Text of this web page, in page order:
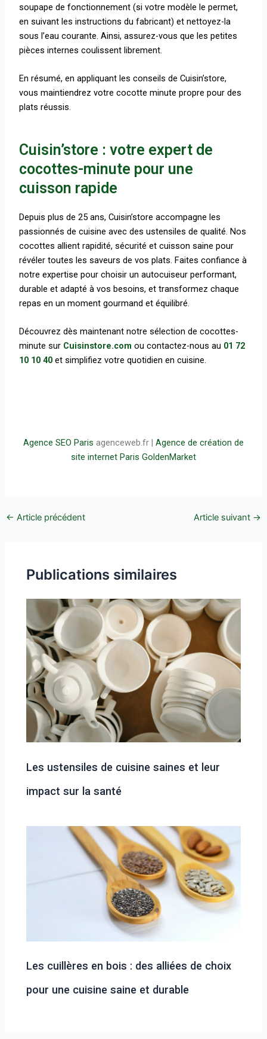
soupape de fonctionnement (si votre modèle le permet,
en suivant les instructions du fabricant) et nettoyez-la
sous l’eau courante. Ainsi, assurez-vous que les petites
pièces internes coulissent librement.
En résumé, en appliquant les conseils de Cuisin’store,
vous maintiendrez votre cocotte minute propre pour des
plats réussis.
Cuisin’store : votre expert de
cocottes-minute pour une
cuisson rapide
Depuis plus de 25 ans, Cuisin’store accompagne les
passionnés de cuisine avec des ustensiles de qualité. Nos
cocottes allient rapidité, sécurité et cuisson saine pour
révéler toutes les saveurs de vos plats. Faites confiance à
notre expertise pour choisir un autocuiseur performant,
durable et adapté à vos besoins, et transformez chaque
repas en un moment gourmand et équilibré.
Découvrez dès maintenant notre sélection de cocottes-
minute sur Cuisinstore.com ou contactez-nous au 01 72
10 10 40 et simplifiez votre quotidien en cuisine.
Agence SEO Paris agenceweb.fr | Agence de création de
site internet Paris GoldenMarket
← Article précédent Article suivant →
Publications similaires
Les ustensiles de cuisine saines et leur
impact sur la santé
Les cuillères en bois : des alliées de choix
pour une cuisine saine et durable